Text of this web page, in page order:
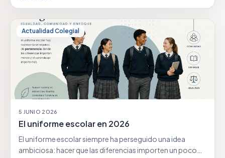
Actualidad Colegial
5 JUNIO 2026
El uniforme escolar en 2026
El uniforme escolar siempre ha perseguido una idea
ambiciosa: hacer que las diferencias importen un poco…